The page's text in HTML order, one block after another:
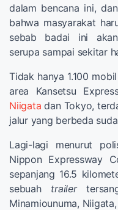
dalam bencana ini,
bahwa masyarakat
sebab badai ini
serupa sampai sekitar
Tidak hanya 1.100
area Kansetsu
Niigata dan Tokyo,
jalur yang berbeda
Lagi-lagi menurut
Nippon Expressway
sepanjang 16.5
sebuah trailer
Minamiounuma,